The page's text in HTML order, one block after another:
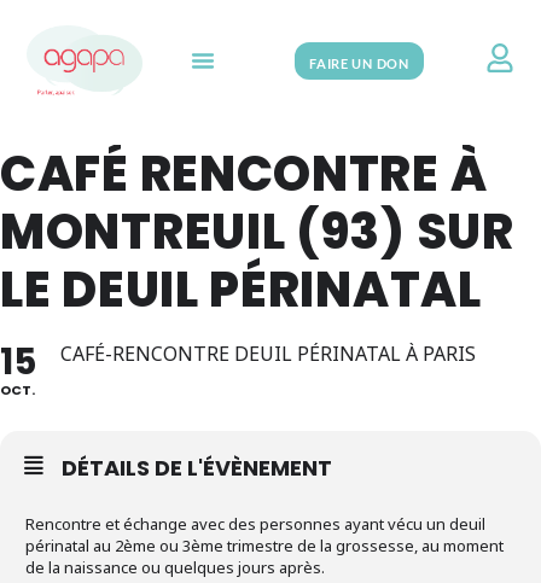
FAIRE UN DON
CAFÉ RENCONTRE À
MONTREUIL (93) SUR
LE DEUIL PÉRINATAL
15
OCT.
CAFÉ-RENCONTRE DEUIL PÉRINATAL À PARIS
DÉTAILS DE L'ÉVÈNEMENT
Rencontre et échange avec des personnes ayant vécu un deuil
périnatal au 2ème ou 3ème trimestre de la grossesse, au moment
de la naissance ou quelques jours après.